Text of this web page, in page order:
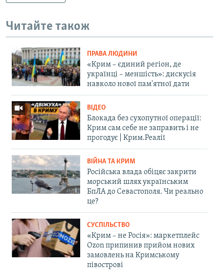
Читайте також
ПРАВА ЛЮДИНИ
«Крим – єдиний регіон, де
українці – меншість»: дискусія
навколо нової пам'ятної дати
ВІДЕО
Блокада без сухопутної операції:
Крим сам себе не заправить і не
прогодує | Крим.Реалії
ВІЙНА ТА КРИМ
Російська влада обіцяє закрити
морський шлях українським
БпЛА до Севастополя. Чи реально
це?
СУСПІЛЬСТВО
«Крим – не Росія»: маркетплейс
Ozon припинив прийом нових
замовлень на Кримському
півострові